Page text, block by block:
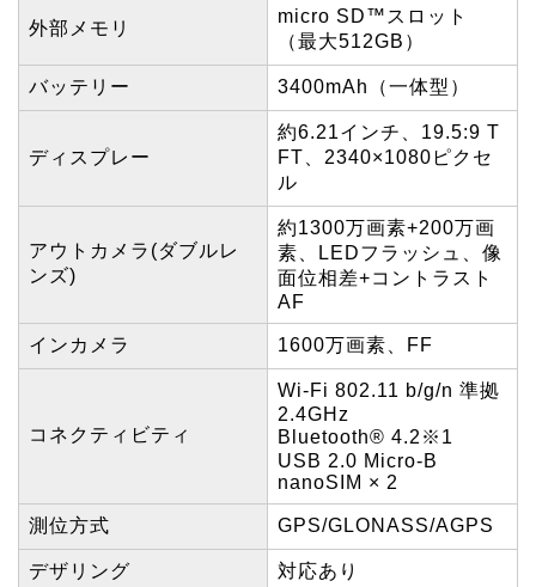
外部メモリ
micro SD™スロット
（最大512GB）
バッテリー 3400mAh（一体型）
ディスプレー
約6.21インチ、19.5:9 T
FT、2340×1080ピクセ
ル
アウトカメラ(ダブルレ
ンズ)
約1300万画素+200万画
素、LEDフラッシュ、像
面位相差+コントラスト
AF
インカメラ 1600万画素、FF
コネクティビティ
Wi-Fi 802.11 b/g/n 準拠
2.4GHz
Bluetooth® 4.2 ※1
USB 2.0 Micro-B
nanoSIM × 2
測位方式 GPS/GLONASS/AGPS
デザリング 対応あり